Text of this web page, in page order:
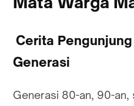
Cerita
Generasi
Generasi 80-an, 90-